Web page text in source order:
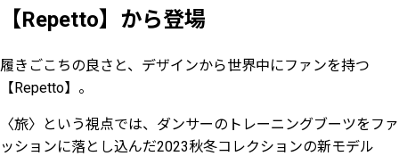
【Repetto】から登場
履きごこちの良さと、デザインから世界中にファンを持つ
【Repetto】。
〈旅〉という視点では、ダンサーのトレーニングブーツをファ
ッションに落とし込んだ2023秋冬コレクションの新モデル